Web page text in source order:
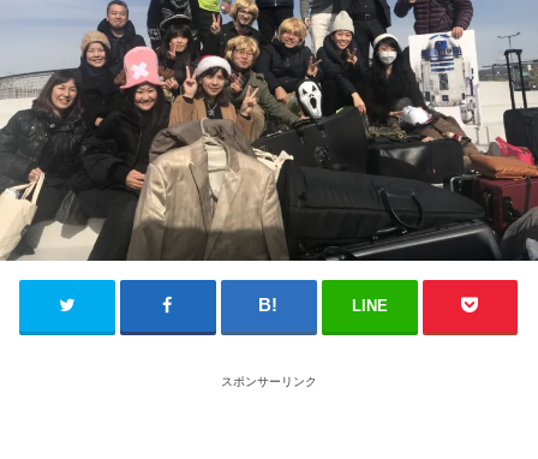
LINE
スポンサーリンク